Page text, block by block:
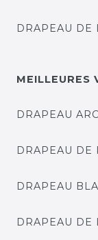
DRAPEAU DE
MEILLEURES
DRAPEAU
DRAPEAU DE
DRAPEAU
DRAPEAU DE